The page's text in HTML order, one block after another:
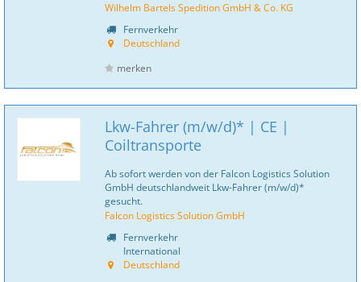
Wilhelm Bartels Spedition GmbH & Co. KG
Fernverkehr
Deutschland
merken
Lkw-Fahrer (m/w/d)* | CE |
Coiltransporte
Ab sofort werden von der Falcon Logistics Solution
GmbH deutschlandweit Lkw-Fahrer (m/w/d)*
gesucht.
Falcon Logistics Solution GmbH
Fernverkehr
International
Deutschland